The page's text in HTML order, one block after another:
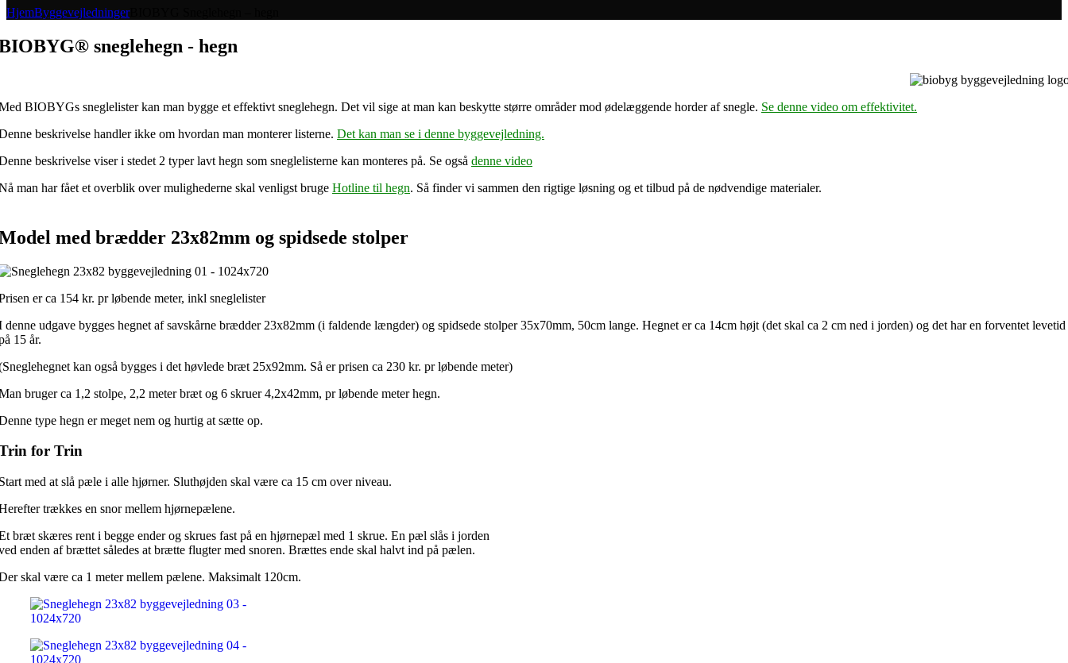
HjemByggevejledningerBIOBYG Sneglehegn – hegn
sneglehegn - hegn
BIOBYGs sneglelister kan man bygge et effektivt sneglehegn. Det vil sige at man kan beskytte større områder mod ødelæggende horder af snegle. Se denne video om effektivitet.
beskrivelse handler ikke om hvordan man monterer listerne. Det kan man se i denne byggevejledning.
beskrivelse viser i stedet 2 typer lavt hegn som sneglelisterne kan monteres på. Se også denne video
man har fået et overblik over mulighederne skal venligst bruge Hotline til hegn. Så finder vi sammen den rigtige løsning og et tilbud på de nødvendige materialer.
med brædder 23x82mm og spidsede stolper
er ca 154 kr. pr løbende meter, inkl sneglelister
denne udgave bygges hegnet af savskårne brædder 23x82mm (i faldende længder) og spidsede stolper 35x70mm, 50cm lange. Hegnet er ca 14cm højt (det skal ca 2 cm ned i jorden) og det har en forventet levetid
15 år.
kan også bygges i det høvlede bræt 25x92mm. Så er prisen ca 230 kr. pr løbende meter)
bruger ca 1,2 stolpe, 2,2 meter bræt og 6 skruer 4,2x42mm, pr løbende meter hegn.
type hegn er meget nem og hurtig at sætte op.
for Trin
med at slå pæle i alle hjørner. Sluthøjden skal være ca 15 cm over niveau.
trækkes en snor mellem hjørnepælene.
bræt skæres rent i begge ender og skrues fast på en hjørnepæl med 1 skrue. En pæl slås i jorden
enden af brættet således at brætte flugter med snoren. Brættes ende skal halvt ind på pælen.
skal være ca 1 meter mellem pælene. Maksimalt 120cm.